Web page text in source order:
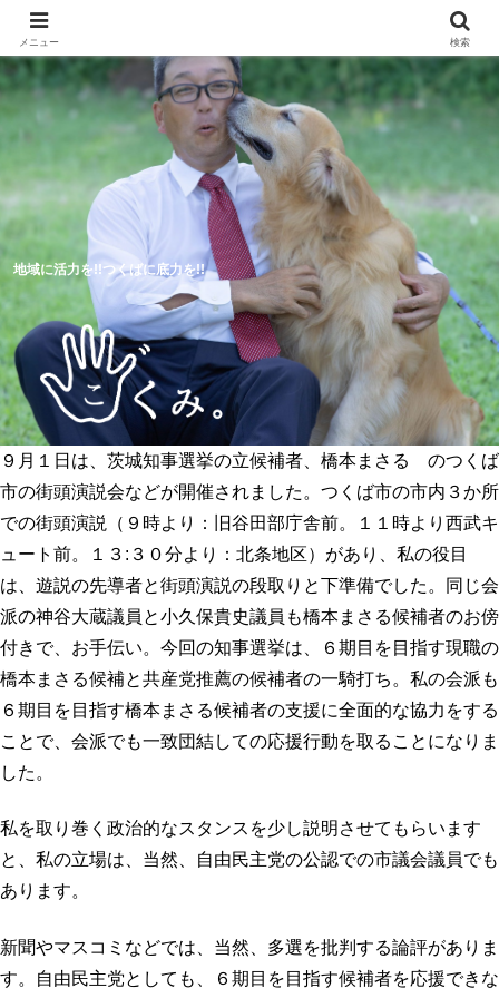
地域に活力を!!つくばに底力を!!
5つのつくば市の未来予想図 活動報告
プロフィール 明日へのシート
お問い合わせ
９月１日は、茨城知事選挙の立候補者、橋本まさる のつくば
市の街頭演説会などが開催されました。つくば市の市内３か所
での街頭演説（９時より：旧谷田部庁舎前。１１時より西武キ
ュート前。１３:３０分より：北条地区）があり、私の役目
は、遊説の先導者と街頭演説の段取りと下準備でした。同じ会
派の神谷大蔵議員と小久保貴史議員も橋本まさる候補者のお傍
付きで、お手伝い。今回の知事選挙は、６期目を目指す現職の
橋本まさる候補と共産党推薦の候補者の一騎打ち。私の会派も
６期目を目指す橋本まさる候補者の支援に全面的な協力をする
ことで、会派でも一致団結しての応援行動を取ることになりま
した。
私を取り巻く政治的なスタンスを少し説明させてもらいます
と、私の立場は、当然、自由民主党の公認での市議会議員でも
あります。
新聞やマスコミなどでは、当然、多選を批判する論評がありま
す。自由民主党としても、６期目を目指す候補者を応援できな
メニュー 検索